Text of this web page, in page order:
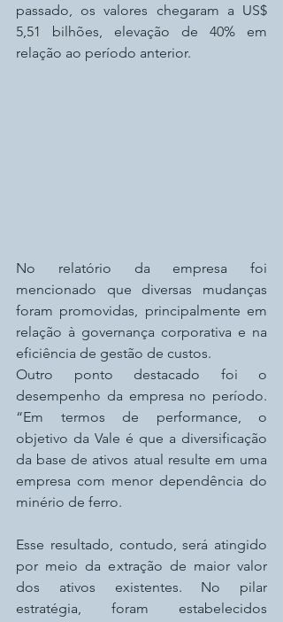
passado, os valores chegaram a US$
5,51 bilhões, elevação de 40% em
relação ao período anterior.
No relatório da empresa foi
mencionado que diversas mudanças
foram promovidas, principalmente em
relação à governança corporativa e na
eficiência de gestão de custos.
Outro ponto destacado foi o
desempenho da empresa no período.
“Em termos de performance, o
objetivo da Vale é que a diversificação
da base de ativos atual resulte em uma
empresa com menor dependência do
minério de ferro.
Esse resultado, contudo, será atingido
por meio da extração de maior valor
dos ativos existentes. No pilar
estratégia, foram estabelecidos